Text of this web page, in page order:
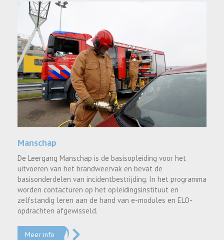
Manschap
De Leergang Manschap is de basisopleiding voor het
uitvoeren van het brandweervak en bevat de
basisonderdelen van incidentbestrijding. In het programma
worden contacturen op het opleidingsinstituut en
zelfstandig leren aan de hand van e-modules en ELO-
opdrachten afgewisseld.
Meer info